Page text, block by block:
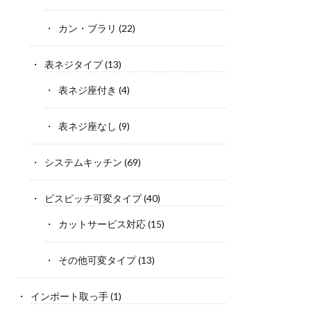
カン・ブラリ (22)
表ネジタイプ(13)
表ネジ座付き (4)
表ネジ座なし (9)
システムキッチン (69)
ビスピッチ可変タイプ(40)
カットサービス対応(15)
その他可変タイプ(13)
インポート取っ手(1)